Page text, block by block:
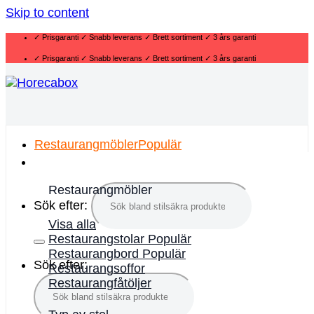
Skip to content
✓ Prisgaranti ✓ Snabb leverans ✓ Brett sortiment ✓ 3 års garanti
✓ Prisgaranti ✓ Snabb leverans ✓ Brett sortiment ✓ 3 års garanti
Sök efter:
Sök efter:
Restaurangmöbler
Restaurangmöbler
Visa alla
Restaurangstolar
Restaurangbord
Restaurangsoffor
Restaurangfåtöljer